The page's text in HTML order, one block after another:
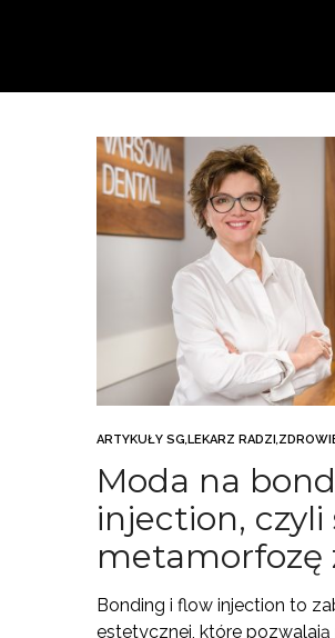
ARTYKUŁY SG,LEKARZ RADZI,
Moda na
injection, czyli
metamorfozę
Bonding i flow injection to
estetycznej, które